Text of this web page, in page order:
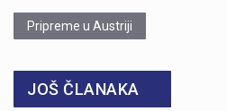
Pripreme u Austriji
JOŠ ČLANAKA